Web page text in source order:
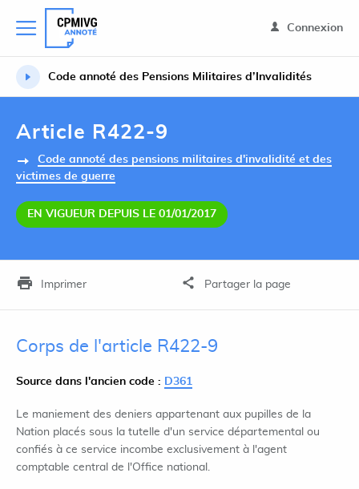
Connexion
Code annoté des Pensions Militaires d’Invalidités
Article R422-9
Code annoté des pensions militaires d'invalidité et des
victimes de guerre
EN VIGUEUR DEPUIS LE 01/01/2017
Imprimer Partager la page
Corps de l'article R422-9
Source dans l'ancien code : D361
Le maniement des deniers appartenant aux pupilles de la
Nation placés sous la tutelle d'un service départemental ou
confiés à ce service incombe exclusivement à l'agent
comptable central de l'Office national.